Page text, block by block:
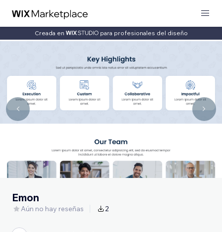
Creada en para profesionales del diseño
Emon
Aún no hay reseñas 2